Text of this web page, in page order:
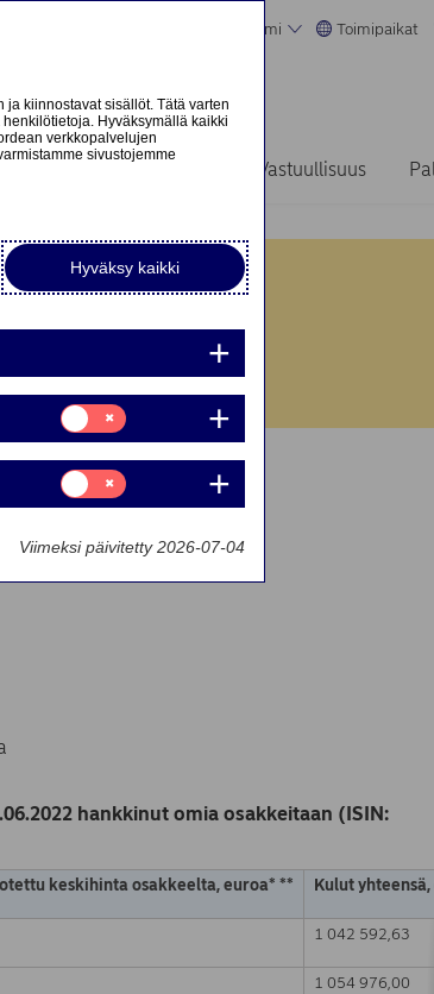
Suomi Toimipaikat
& analyysit Vastuullisuus
hankkinut omia osakkeitaan (ISIN:
keskihinta osakkeelta, euroa* ** Kulut yhteensä,
1 042 592,63
1 054 976,00
kiinnostavat sisällöt. Tätä varten
Hyväksymällä kaikki
verkkopalvelujen
sivustojemme
Hyväksy kaikki
Suostumusvalinta:
Tilastointi
Suostumusvalinta:
Markkinointi
Viimeksi päivitetty 2026-07-04